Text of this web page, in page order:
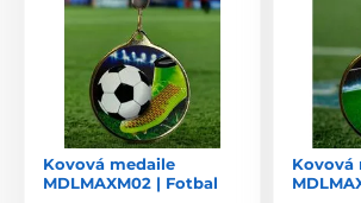
Kovová medaile
MDLMAXM02 | Fotbal
Kovová